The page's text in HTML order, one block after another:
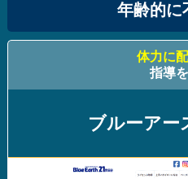
年齢的に
体力に
指導
ブルーアー